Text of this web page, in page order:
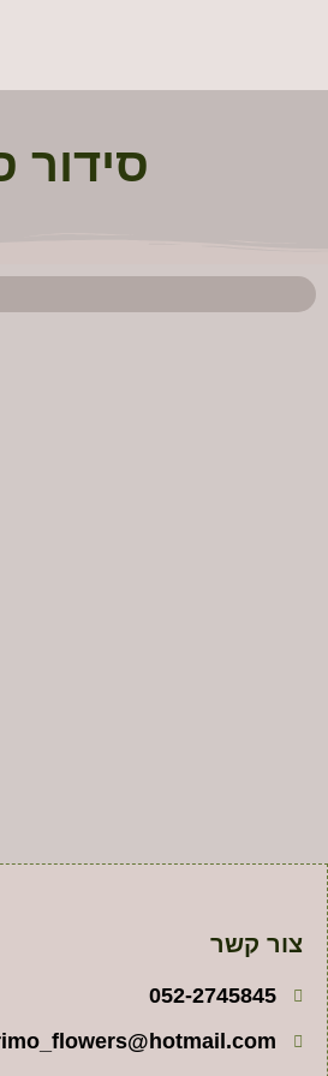
סידור
צור קשר
052-2745845